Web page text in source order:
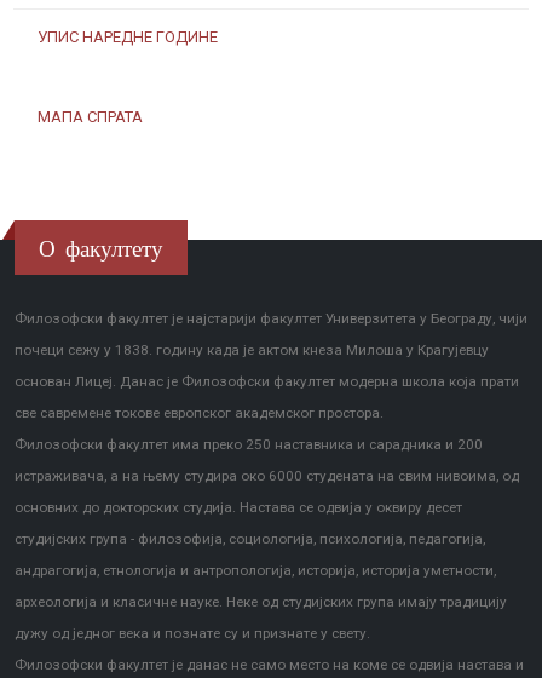
УПИС НАРЕДНЕ ГОДИНЕ
МАПА СПРАТА
О факултету
Филозофски факултет је најстарији факултет Универзитета у Београду, чији
почеци сежу у 1838. годину када је актом кнеза Милоша у Крагујевцу
основан Лицеј. Данас је Филозофски факултет модерна школа која прати
све савремене токове европског академског простора.
Филозофски факултет има преко 250 наставника и сарадника и 200
истраживача, а на њему студира око 6000 студената на свим нивоима, од
основних до докторских студија. Настава се одвија у оквиру десет
студијских група - филозофија, социологија, психологија, педагогија,
андрагогија, етнологија и антропологија, историја, историја уметности,
археологија и класичне науке. Неке од студијских група имају традицију
дужу од једног века и познате су и признате у свету.
Филозофски факултет је данас не само место на коме се одвија настава и